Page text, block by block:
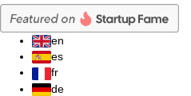
en
es
fr
de